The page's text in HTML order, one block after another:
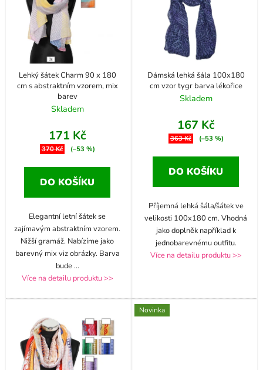
Lehký šátek Charm 90 x 180
cm s abstraktním vzorem, mix
barev
Skladem
171 Kč
370 Kč (–53 %)
DO KOŠÍKU
Elegantní letní šátek se
zajímavým abstraktním vzorem.
Nižší gramáž. Nabízíme jako
barevný mix viz obrázky. Barva
bude...
Více na detailu produktu >>
Dámská lehká šála 100x180
cm vzor tygr barva lékořice
Skladem
167 Kč
363 Kč (–53 %)
DO KOŠÍKU
Příjemná lehká šála/šátek ve
velikosti 100x180 cm. Vhodná
jako doplněk například k
jednobarevnému outfitu.
Více na detailu produktu >>
Novinka